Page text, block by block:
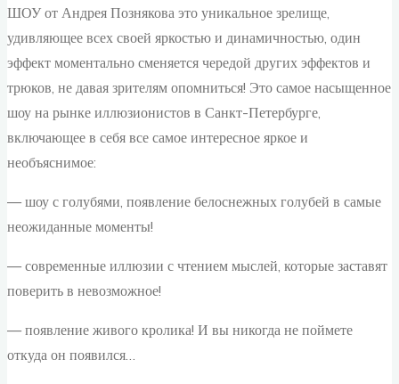
ШОУ от Андрея Познякова это уникальное зрелище,
удивляющее всех своей яркостью и динамичностью, один
эффект моментально сменяется чередой других эффектов и
трюков, не давая зрителям опомниться! Это самое насыщенное
шоу на рынке иллюзионистов в Санкт-Петербурге,
включающее в себя все самое интересное яркое и
необъяснимое:
— шоу с голубями, появление белоснежных голубей в самые
неожиданные моменты!
— современные иллюзии с чтением мыслей, которые заставят
поверить в невозможное!
— появление живого кролика! И вы никогда не поймете
откуда он появился…